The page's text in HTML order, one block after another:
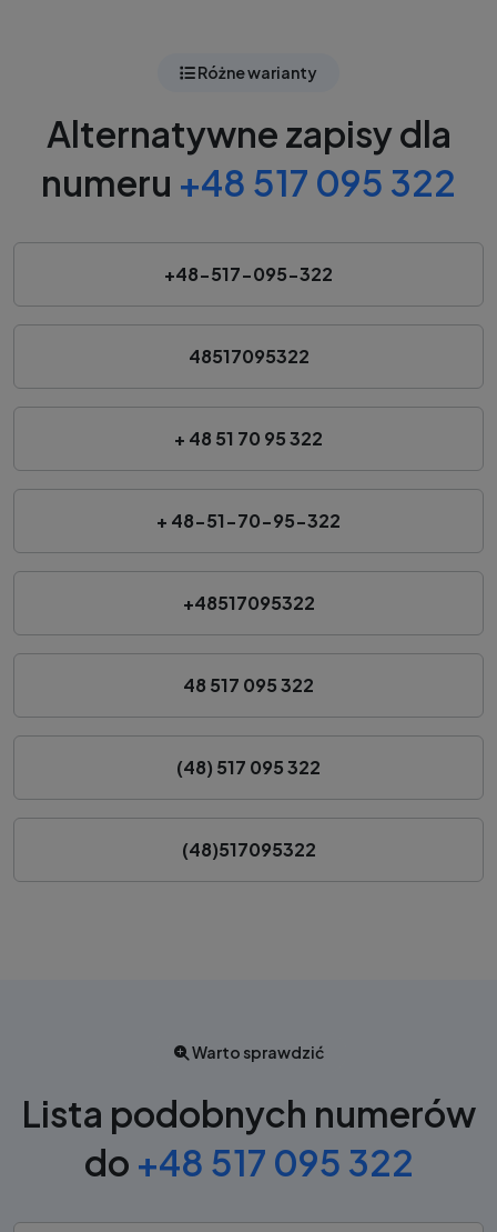
Różne warianty
Alternatywne zapisy dla
numeru +48 517 095 322
+48-517-095-322
48517095322
+ 48 51 70 95 322
+ 48-51-70-95-322
+48517095322
48 517 095 322
(48) 517 095 322
(48)517095322
Warto sprawdzić
Lista podobnych numerów
do +48 517 095 322